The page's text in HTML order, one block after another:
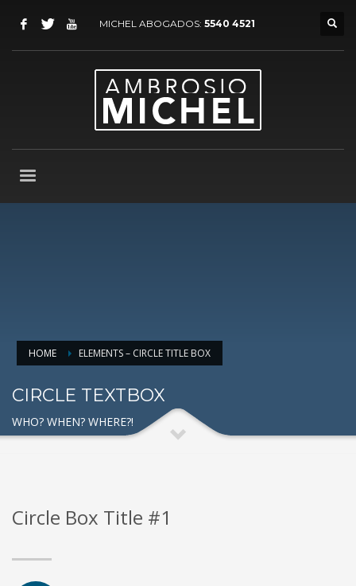
MICHEL ABOGADOS: 5540 4521
HOME ELEMENTS – CIRCLE TITLE BOX
CIRCLE TEXTBOX
WHO? WHEN? WHERE?!
Circle Box Title #1